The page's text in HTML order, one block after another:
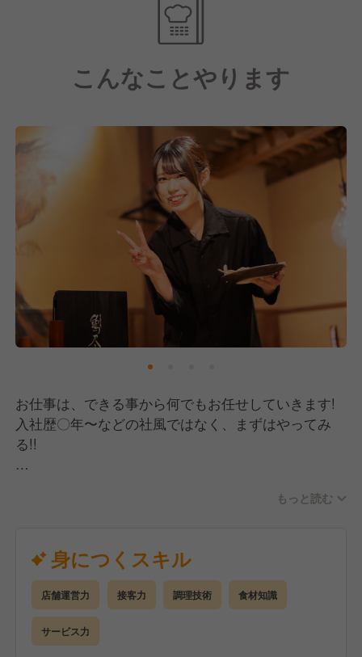
それを実現するためには、もちろん
基本的な調理技術、オペレーション力、接客力などが
目標に向かって自身が何をしていくべきなのか考え
ります!
そして全員活躍型なので、会社やお店を良くするため
に、入社歴に関係なくポジティブな意見交換ができる
環境です!!
こんなことやります
お仕事は、できる事から何でもお任せしていきます!
入社歴〇年〜などの社風ではなく、まずはやってみ
る!!
何でも、リーダーシップをとった方が、リーダーで
す!
将来的には、
接客やソムリエ、調理などの専門的なスペシャリスト
を目指す!!
もっと読む
身につくスキル
店舗運営力 接客力 調理技術 食材知識
サービス力